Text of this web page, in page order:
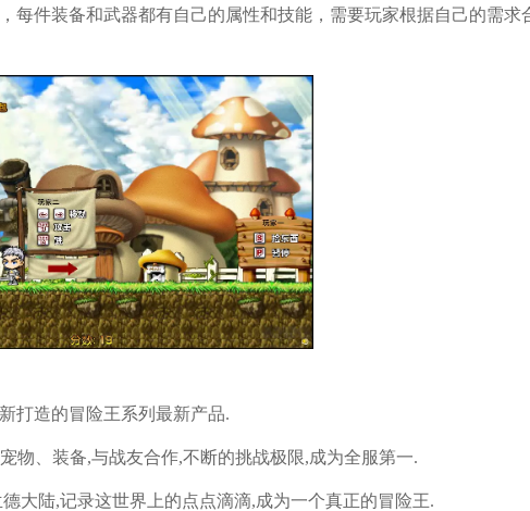
每件装备和武器都有自己的属性和技能，需要玩家根据自己的需求
打造的冒险王系列最新产品.
物、装备,与战友合作,不断的挑战极限,成为全服第一.
大陆,记录这世界上的点点滴滴,成为一个真正的冒险王.